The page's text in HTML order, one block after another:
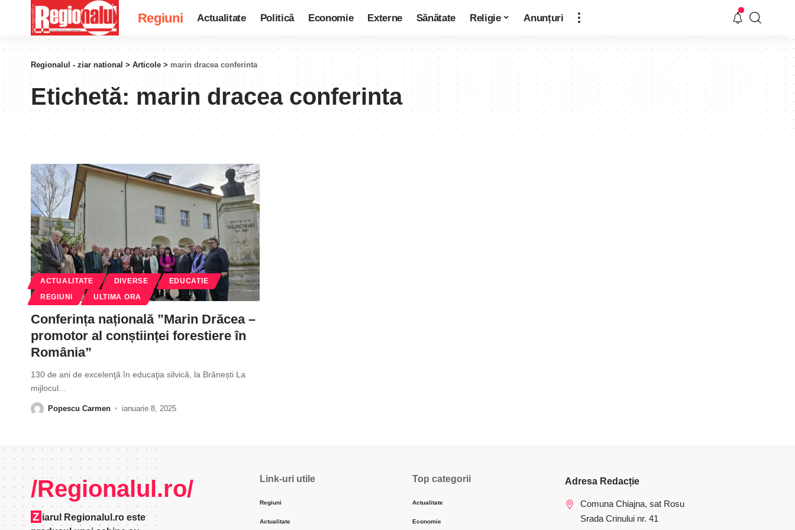
Regiuni Actualitate Politică Economie Externe Sănătate Religie Anunțuri
Regionalul - ziar national > Articole > marin dracea conferinta
Etichetă: marin dracea conferinta
ACTUALITATE DIVERSE EDUCATIE
REGIUNI ULTIMA ORA
Conferința națională ”Marin Drăcea –
promotor al conștiinței forestiere în
România”
130 de ani de excelenţă în educaţia silvică, la Brănești La
mijlocul
Popescu Carmen ianuarie 8, 2025
/Regionalul.ro/
Z iarul Regionalul.ro este
Link-uri utile
Regiuni
Actualitate
Top categorii
Actualitate
Economie
Adresa Redacție
Comuna Chiajna, sat Rosu
Srada Crinului nr. 41